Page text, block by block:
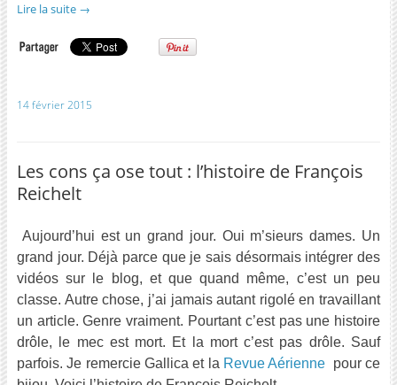
Lire la suite →
14 février 2015
Les cons ça ose tout : l’histoire de François
Reichelt
Aujourd’hui est un grand jour. Oui m’sieurs dames. Un
grand jour. Déjà parce que je sais désormais intégrer des
vidéos sur le blog, et que quand même, c’est un peu
classe. Autre chose, j’ai jamais autant rigolé en travaillant
un article. Genre vraiment. Pourtant c’est pas une histoire
drôle, le mec est mort. Et la mort c’est pas drôle. Sauf
parfois. Je remercie Gallica et la Revue Aérienne pour ce